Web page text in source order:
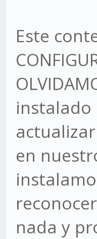
Este
instalado
en
nada y